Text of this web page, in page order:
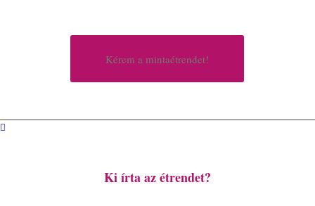
Kérem a mintaétrendet!
Ki írta az étrendet?